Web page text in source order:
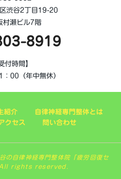
渋谷2丁目19-20
村瀬ビル7階
8919
付時間】
00（年中無休）
紹介
自律神経専門整体とは
クセス 問い合わせ
自律神経専門整体院「疲労回復セ
All rights reserved.